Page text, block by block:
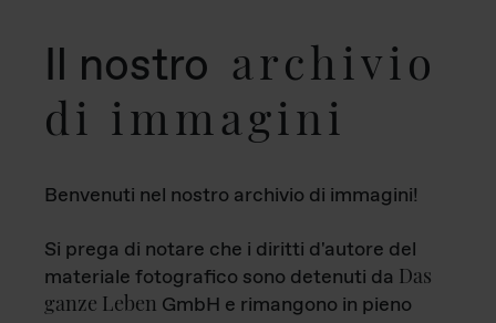
Il nostro archivio
di immagini
Benvenuti nel nostro archivio di immagini!
Si prega di notare che i diritti d'autore del
materiale fotografico sono detenuti da Das
ganze Leben GmbH e rimangono in pieno